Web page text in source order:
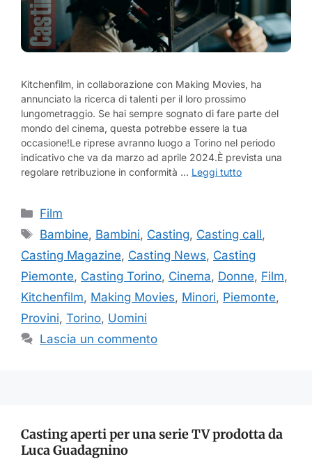
Kitchenfilm, in collaborazione con Making Movies, ha
annunciato la ricerca di talenti per il loro prossimo
lungometraggio. Se hai sempre sognato di fare parte del
mondo del cinema, questa potrebbe essere la tua
occasione!Le riprese avranno luogo a Torino nel periodo
indicativo che va da marzo ad aprile 2024.È prevista una
regolare retribuzione in conformità … Leggi tutto
Categorie
Film
Tag
Bambine, Bambini, Casting, Casting call,
Casting Magazine, Casting News, Casting
Piemonte, Casting Torino, Cinema, Donne, Film,
Kitchenfilm, Making Movies, Minori, Piemonte,
Provini, Torino, Uomini
Lascia un commento
Casting aperti per una serie TV prodotta da
Luca Guadagnino